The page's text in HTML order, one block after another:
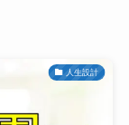
人生設計